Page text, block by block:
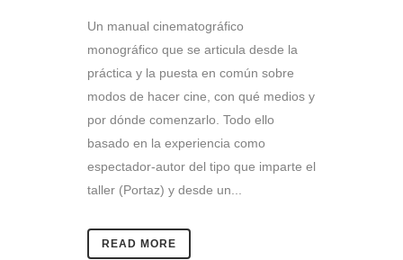
Un manual cinematográfico
monográfico que se articula desde la
práctica y la puesta en común sobre
modos de hacer cine, con qué medios y
por dónde comenzarlo. Todo ello
basado en la experiencia como
espectador-autor del tipo que imparte el
taller (Portaz) y desde un...
READ MORE